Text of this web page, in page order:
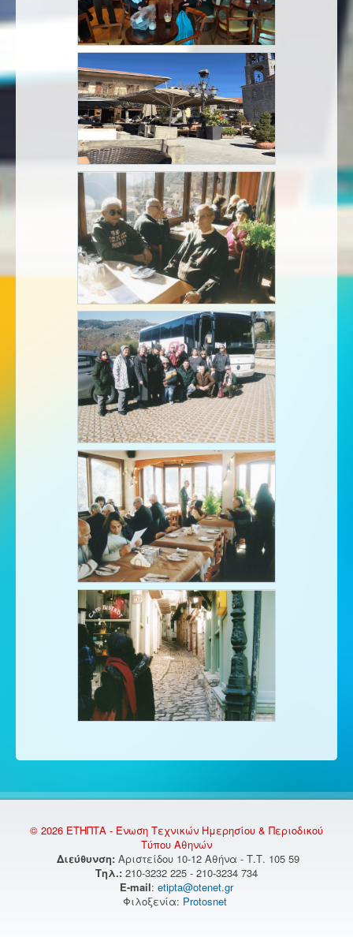
© 2026 ΕΤΗΠΤΑ - Ένωση Τεχνικών Ημερησίου & Περιοδικού
Τύπου Αθηνών
Διεύθυνση: Αριστείδου 10-12 Αθήνα - Τ.Τ. 105 59
Τηλ.: 210-3232 225 - 210-3234 734
E-mail: etipta@otenet.gr
Φιλοξενία: Protosnet